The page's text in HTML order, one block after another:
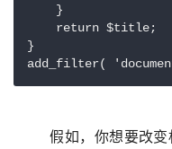
    }
    return $title;
}
add_filter(
	假如，你想要改变标题，对于网站分隔符和名称都继